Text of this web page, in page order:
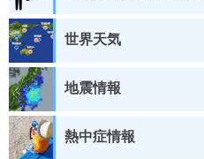
世界天気
地震情報
熱中症情報